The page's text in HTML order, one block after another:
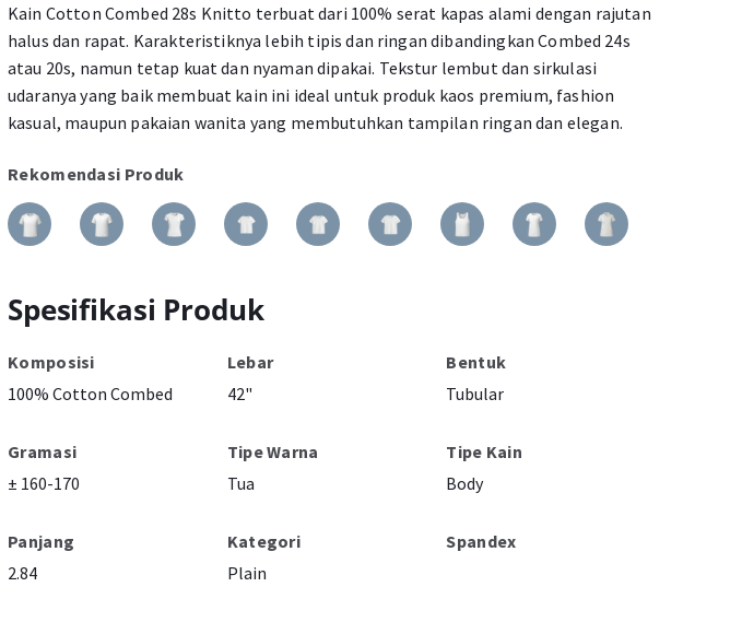
Kain Cotton Combed 28s Knitto terbuat dari 100% serat kapas alami dengan rajutan
halus dan rapat. Karakteristiknya lebih tipis dan ringan dibandingkan Combed 24s
atau 20s, namun tetap kuat dan nyaman dipakai. Tekstur lembut dan sirkulasi
udaranya yang baik membuat kain ini ideal untuk produk kaos premium, fashion
kasual, maupun pakaian wanita yang membutuhkan tampilan ringan dan elegan.
Rekomendasi Produk
Spesifikasi Produk
Komposisi
100% Cotton Combed
Lebar
42"
Bentuk
Tubular
Gramasi
± 160-170
Tipe Warna
Tua
Tipe Kain
Body
Panjang
2.84
Kategori
Plain
Spandex